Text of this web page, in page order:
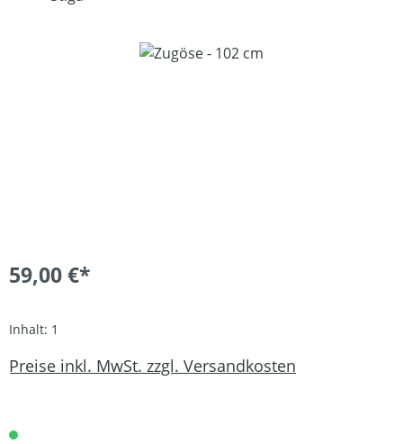
Bildergalerie überspringen
59,00 €*
Inhalt: 1
Preise inkl. MwSt. zzgl. Versandkosten